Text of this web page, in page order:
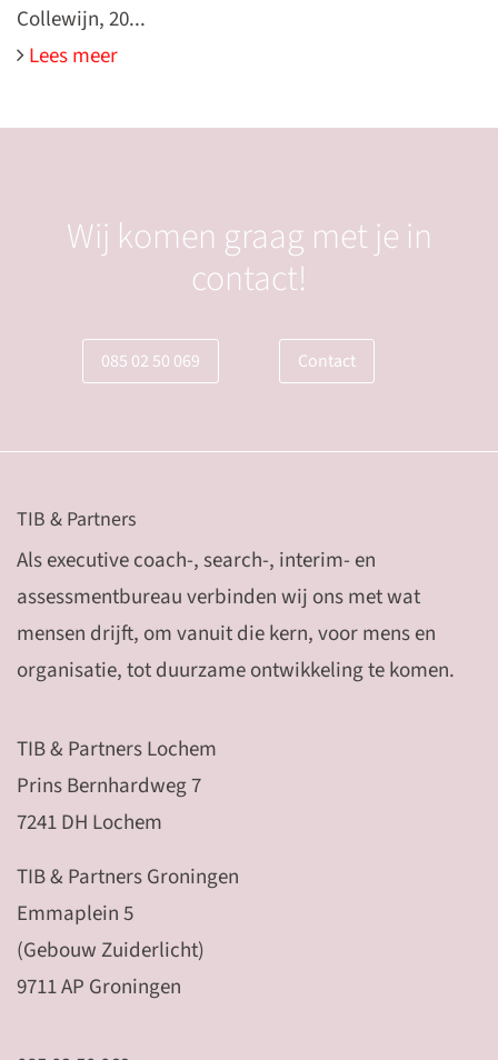
Collewijn, 20...
Lees meer
Wij komen graag met je in
contact!
085 02 50 069 Contact
TIB & Partners
Als executive coach-, search-, interim- en
assessmentbureau verbinden wij ons met wat
mensen drijft, om vanuit die kern, voor mens en
organisatie, tot duurzame ontwikkeling te komen.
TIB & Partners Lochem
Prins Bernhardweg 7
7241 DH Lochem
TIB & Partners Groningen
Emmaplein 5
(Gebouw Zuiderlicht)
9711 AP Groningen